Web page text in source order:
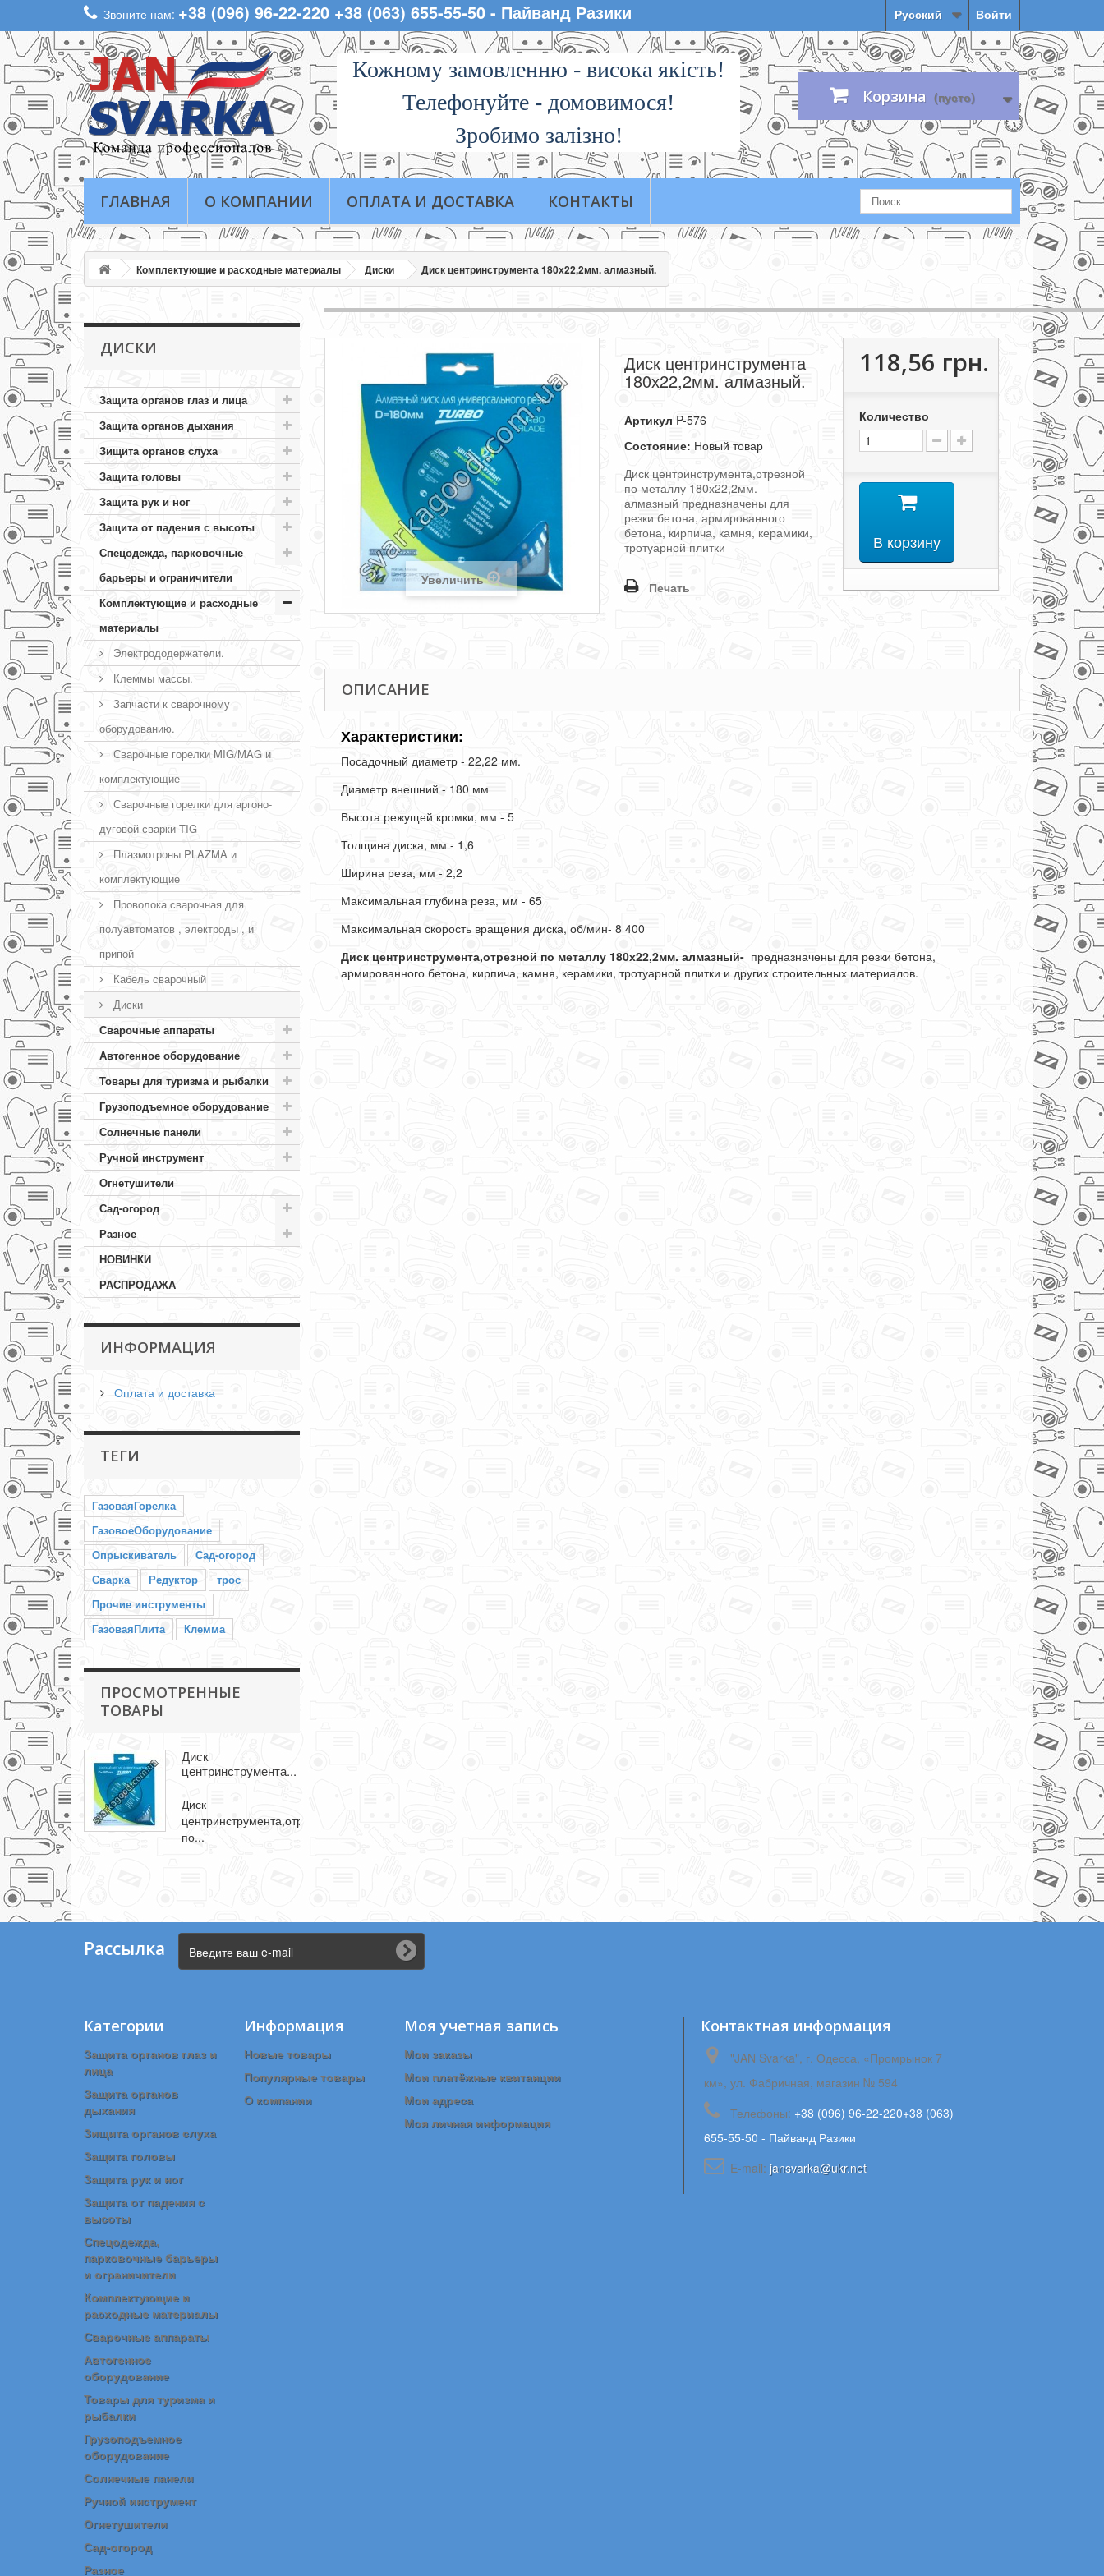
Войти
Русский
Звоните нам: +38 (096) 96-22-220 +38 (063) 655-55-50 - Пайванд Разики
Кожному замовленню - висока якiсть!
Телефонуйте - домовимося!
Зробимо залізно!
Корзина (пусто)
ГЛАВНАЯ О КОМПАНИИ ОПЛАТА И ДОСТАВКА КОНТАКТЫ
Комплектующие и расходные материалы Диски Диск центринструмента 180х22,2мм. алмазный.
ДИСКИ
Защита органов глаз и лица
Защита органов дыхания
Зищита органов слуха
Защита головы
Защита рук и ног
Защита от падения с высоты
Спецодежда, парковочные
барьеры и ограничители
Комплектующие и расходные
материалы
Электрододержатели.
Клеммы массы.
Запчасти к сварочному
оборудованию.
Сварочные горелки MIG/MAG и
комплектующие
Сварочные горелки для аргоно-
дуговой сварки TIG
Плазмотроны PLAZMA и
комплектующие
Проволока сварочная для
полуавтоматов , электроды , и
припой
Кабель сварочный
Диски
Сварочные аппараты
Автогенное оборудование
Товары для туризма и рыбалки
Грузоподъемное оборудование
Солнечные панели
Ручной инструмент
Огнетушители
Сад-огород
Разное
НОВИНКИ
РАСПРОДАЖА
ИНФОРМАЦИЯ
Оплата и доставка
ТЕГИ
ГазоваяГорелка
ГазовоеОборудование
Опрыскиватель
Сад-огород
Сварка
Редуктор
трос
Прочие инструменты
ГазоваяПлита
Клемма
ПРОСМОТРЕННЫЕ
ТОВАРЫ
Диск
центринструмента...
Диск
центринструмента,отрезной
по...
Увеличить
Диск центринструмента
180х22,2мм. алмазный.
Артикул P-576
Состояние: Новый товар
Диск центринструмента,отрезной
по металлу 180х22,2мм.
алмазный предназначены для
резки бетона, армированного
бетона, кирпича, камня, керамики,
тротуарной плитки
Печать
118,56 грн.
Количество
В корзину
ОПИСАНИЕ
Характеристики:
Посадочный диаметр - 22,22 мм.
Диаметр внешний - 180 мм
Высота режущей кромки, мм - 5
Толщина диска, мм - 1,6
Ширина реза, мм - 2,2
Максимальная глубина реза, мм - 65
Максимальная скорость вращения диска, об/мин- 8 400
Диск центринструмента,отрезной по металлу 180х22,2мм. алмазный- предназначены для резки бетона,
армированного бетона, кирпича, камня, керамики, тротуарной плитки и других строительных материалов.
Рассылка
Категории
Защита органов глаз и
лица
Защита органов
дыхания
Зищита органов слуха
Защита головы
Защита рук и ног
Защита от падения с
высоты
Спецодежда,
парковочные барьеры
и ограничители
Комплектующие и
расходные материалы
Сварочные аппараты
Автогенное
оборудование
Товары для туризма и
рыбалки
Грузоподъемное
оборудование
Солнечные панели
Ручной инструмент
Огнетушители
Сад-огород
Разное
Информация
Новые товары
Популярные товары
О компании
Моя учетная запись
Мои заказы
Мои платёжные квитанции
Мои адреса
Моя личная информация
Контактная информация
"JAN Svarka", г. Одесса, «Промрынок 7
км», ул. Фабричная, магазин № 594
Телефоны: +38 (096) 96-22-220+38 (063)
655-55-50 - Пайванд Разики
E-mail: jansvarka@ukr.net